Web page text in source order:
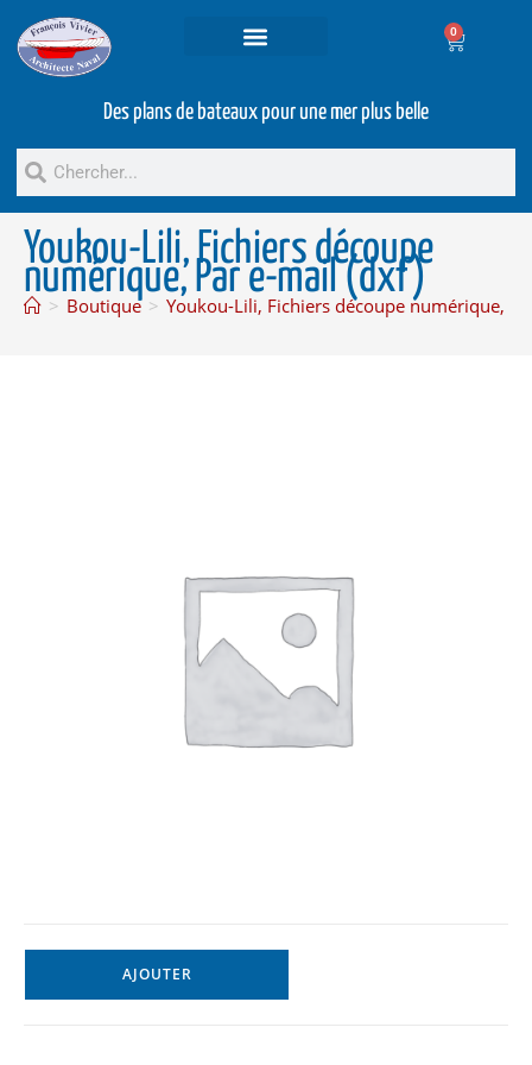
0
Des plans de bateaux pour une mer plus belle
Youkou-Lili, Fichiers découpe
numérique, Par e-mail (dxf)
> Boutique > Youkou-Lili, Fichiers découpe numérique,
AJOUTER